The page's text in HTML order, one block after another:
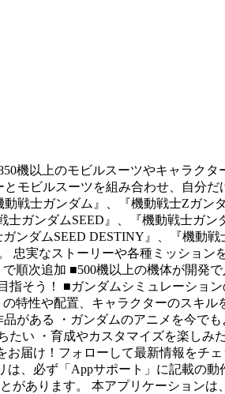
機以上のモビルスーツやキャラク
モビルスーツを組み合わせ、自分だ
士ガンダム』、『機動戦士Ζガンダ
ガンダムSEED』、『機動戦士ガン
ンダムSEED DESTINY』、『機動
忠実なストーリーや各種ミッション
順次追加 ■500機以上の機体が開発
そう！ ■ガンダムシミュレーショ
特性や配置、キャラクターのスキル
がある ・ガンダムのアニメを今で
い ・育成やカスタマイズを楽しみ
届け！フォローして最新情報をチ
は、必ず「Appサポート」に記載の動
があります。 本アプリケーションは